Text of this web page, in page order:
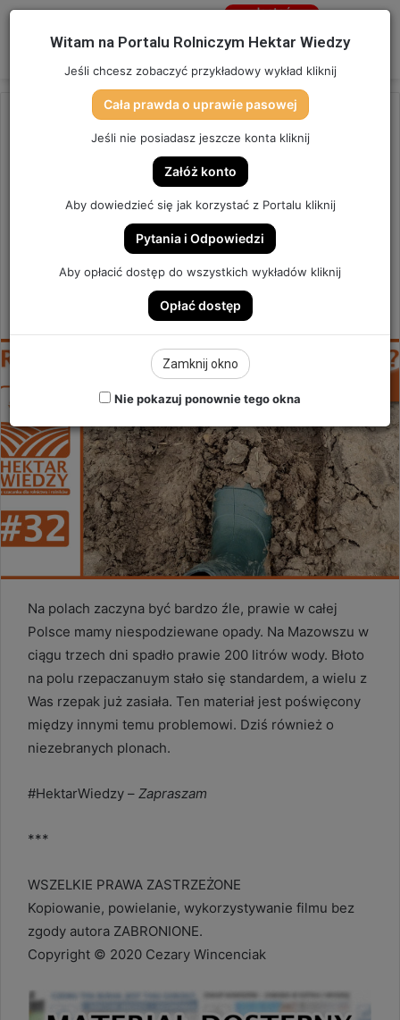
Menu
Jesteś
Strona główna/OSTATNIO DODANE
RZEPAK PO ULEWACH, CO
DALEJ? | SZYBKA PORADA #32
SZYBKA PORADA #32
email
25 sierpnia 2021
Na polach zaczyna być bardzo źle, prawie w całej
Polsce mamy niespodziewane opady. Na Mazowszu w
ciągu trzech dni spadło prawie 200 litrów wody. Błoto
na polu rzepaczanuym stało się standardem, a wielu z
Was rzepak już zasiała. Ten materiał jest poświęcony
między innymi temu problemowi. Dziś również o
niezebranych plonach.
#HektarWiedzy – Zapraszam
***
WSZELKIE PRAWA ZASTRZEŻONE
Kopiowanie, powielanie, wykorzystywanie filmu bez
zgody autora ZABRONIONE.
Copyright © 2020 Cezary Wincenciak
Witam na Portalu Rolniczym Hektar Wiedzy
Jeśli chcesz zobaczyć przykładowy wykład kliknij
Cała prawda o uprawie pasowej
Jeśli nie posiadasz jeszcze konta kliknij
Załóż konto
Aby dowiedzieć się jak korzystać z Portalu kliknij
Pytania i Odpowiedzi
Aby opłacić dostęp do wszystkich wykładów kliknij
Opłać dostęp
Zamknij okno
Nie pokazuj ponownie tego okna